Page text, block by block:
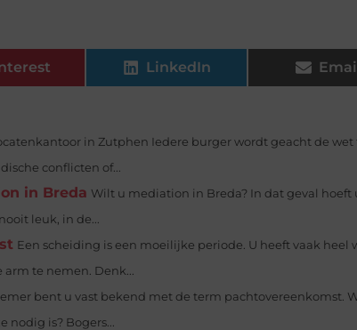
LinkedIn
in Zutphen Iedere burger wordt geacht de wet
conflicten of...
in Breda Wilt u mediation in Breda? In dat geval hoeft
leuk, in de...
Een scheiding is een moeilijke periode. U heeft vaak heel
te nemen. Denk...
bent u vast bekend met de term pachtovereenkomst.
is? Bogers...